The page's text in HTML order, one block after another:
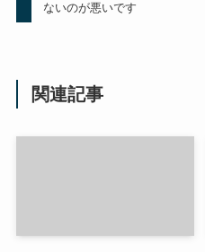
ないのが悪いです
関連記事